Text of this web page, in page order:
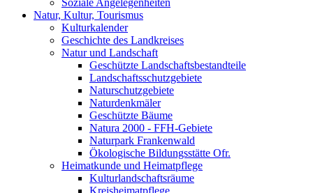
Soziale Angelegenheiten
Natur, Kultur, Tourismus
Kulturkalender
Geschichte des Landkreises
Natur und Landschaft
Geschützte Landschaftsbestandteile
Landschaftsschutzgebiete
Naturschutzgebiete
Naturdenkmäler
Geschützte Bäume
Natura 2000 - FFH-Gebiete
Naturpark Frankenwald
Ökologische Bildungsstätte Ofr.
Heimatkunde und Heimatpflege
Kulturlandschaftsräume
Kreisheimatpflege